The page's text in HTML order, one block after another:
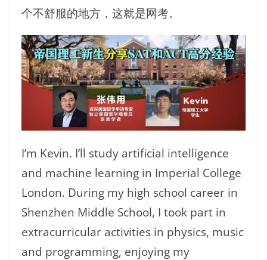
个不舒服的地方，这就是网考。
I’m Kevin. I’ll study artificial intelligence
and machine learning in Imperial College
London. During my high school career in
Shenzhen Middle School, I took part in
extracurricular activities in physics, music
and programming, enjoying my